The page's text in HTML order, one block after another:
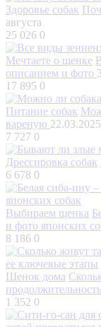
Здоровье собак
августа
25 026 0
Мечтаете о щенке
описанием и фото
17 895 0
Питание собак
вареную 22.03.2025
7 727 0
Дрессировка собак
6 678 0
Выбираем щенка
и фото японских
8 186 0
Щенок дома
1 352 0